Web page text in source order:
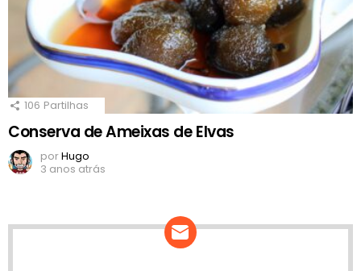
106 Partilhas
Conserva de Ameixas de Elvas
porHugo
3 anos atrás